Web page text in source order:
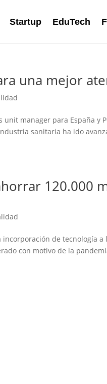
Startup EduTech
una mejor
unit manager para España
sanitaria ha ido
120.000
incorporación de tecnología
con motivo de la